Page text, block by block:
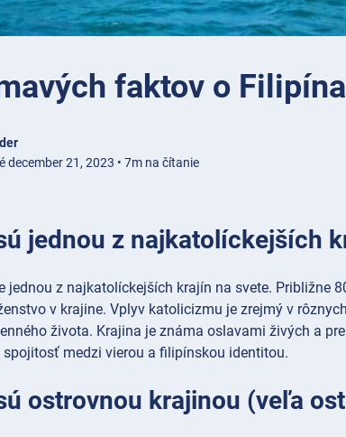
faktov o
december 21, 2023 • 7m na čítanie
jednou z najkatolíckejších
jednou z najkatolíckejších krajín na svete. Približne
v krajine. Vplyv katolicizmu je zrejmý v
života. Krajina je známa oslavami živých a
spojitosť medzi vierou a filipínskou identitou.
ostrovnou krajinou (veľa